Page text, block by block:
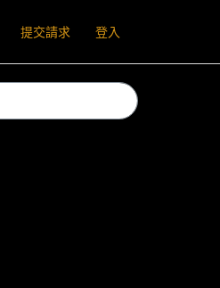
提交請求 登入